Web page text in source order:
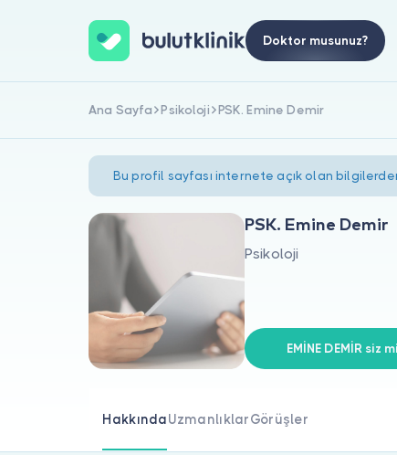
Doktor musunuz?
Ana Sayfa Psikoloji PSK. Emine Demir
Bu profil sayfası internete açık olan
PSK. Emine Demir
Psikoloji
EMİNE DEMİR siz
HakkındaUzmanlıklarGörüşler